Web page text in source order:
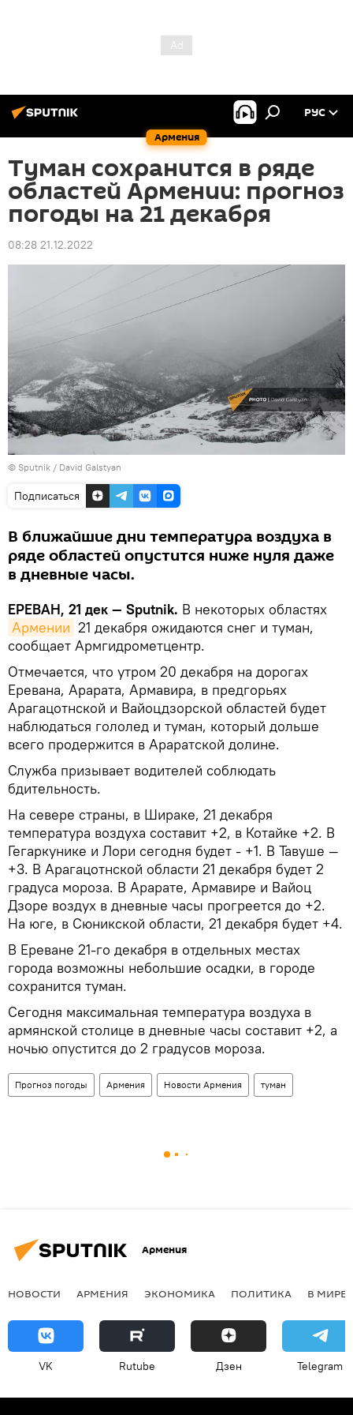
Армения
РУС
Туман сохранится в ряде
областей Армении: прогноз
погоды на 21 декабря
08:28 21.12.2022
© Sputnik / David Galstyan
Подписаться
В ближайшие дни температура воздуха в
ряде областей опустится ниже нуля даже
в дневные часы.
ЕРЕВАН, 21 дек — Sputnik. В некоторых областях
Армении 21 декабря ожидаются снег и туман,
сообщает Армгидрометцентр.
Отмечается, что утром 20 декабря на дорогах
Еревана, Арарата, Армавира, в предгорьях
Арагацотнской и Вайоцдзорской областей будет
наблюдаться гололед и туман, который дольше
всего продержится в Араратской долине.
Служба призывает водителей соблюдать
бдительность.
На севере страны, в Шираке, 21 декабря
температура воздуха составит +2, в Котайке +2. В
Гегаркунике и Лори сегодня будет - +1. В Тавуше —
+3. В Арагацотнской области 21 декабря будет 2
градуса мороза. В Арарате, Армавире и Вайоц
Дзоре воздух в дневные часы прогреется до +2.
На юге, в Сюникской области, 21 декабря будет +4.
В Ереване 21-го декабря в отдельных местах
города возможны небольшие осадки, в городе
сохранится туман.
Сегодня максимальная температура воздуха в
армянской столице в дневные часы составит +2, а
ночью опустится до 2 градусов мороза.
Прогноз погоды Армения Новости Армения туман
Армения
НОВОСТИ АРМЕНИЯ ЭКОНОМИКА ПОЛИТИКА В МИРЕ
VK Rutube Дзен Telegram